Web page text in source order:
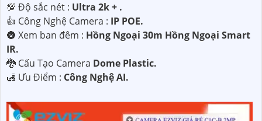
💯 Độ sắc nét : Ultra 2k + .
👍 Công Nghệ Camera : IP POE.
🌚 Xem ban đêm : Hồng Ngoại 30m Hồng Ngoại Smart
IR.
🐉️ Cấu Tạo Camera Dome Plastic.
️🛃 Ưu Điểm : Công Nghệ AI.